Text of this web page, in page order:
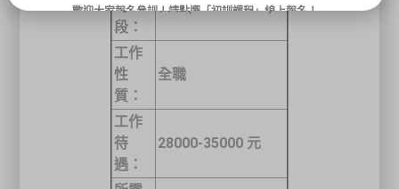
時
段：
日班(09:00-18:00)
工作
性
質：
全職
工作
待
遇：
28000-35000 元
歡迎大家報名參訓！請點選「初訓課程」線上報名！
關閉